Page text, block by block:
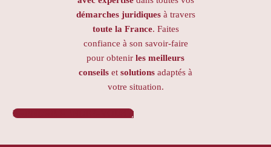
démarches juridiquesà travers
toute la France. Faites
confiance à son savoir-faire
pour obtenir les meilleurs
conseils et solutions adaptés à
votre situation.
PRENDRE RENDEZ-VOUS 